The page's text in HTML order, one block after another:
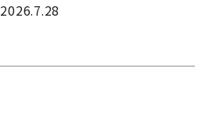
2026.7.28